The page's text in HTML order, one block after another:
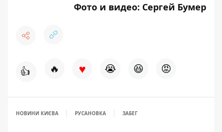
Фото и видео: Сергей Бумер
👍 🔥 ♥ 😭 😆 😡
НОВИНИ КИЄВА РУСАНОВКА ЗАБЕГ